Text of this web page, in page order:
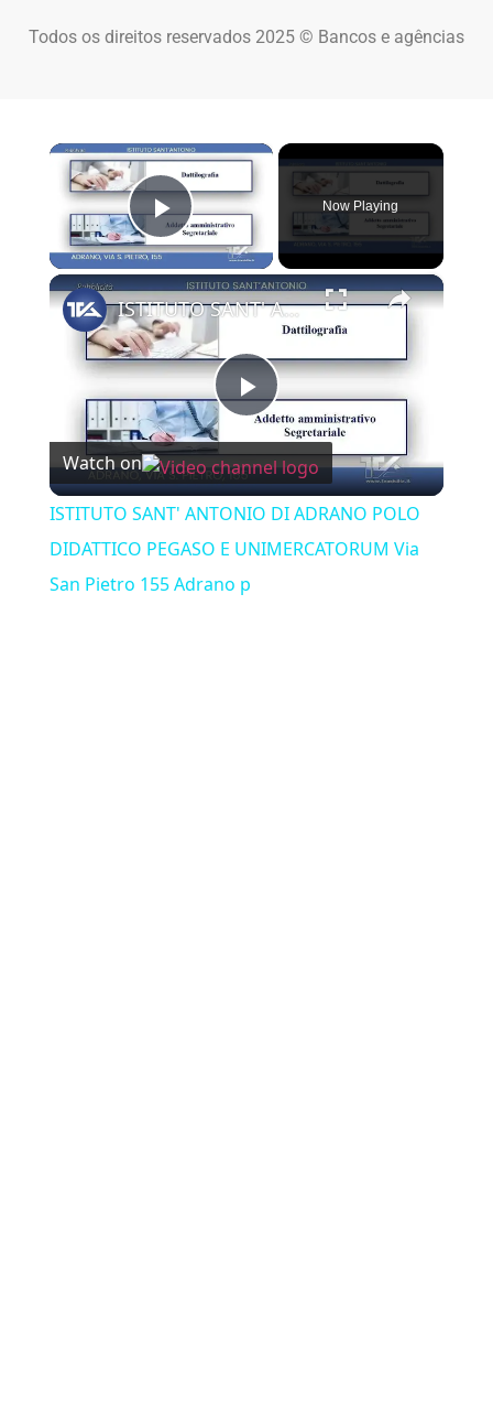
Todos os direitos reservados 2025 © Bancos e agências
×
Play Video
Now Playing
×
Play Video
ISTITUTO SANT' ANTONIO DI ADRANO POLO DIDATTICO PEGASO E UNIMERCATORUM Via San Pietro 155 Adrano p
Watch on
ISTITUTO SANT' ANTONIO DI ADRANO POLO
DIDATTICO PEGASO E UNIMERCATORUM Via
San Pietro 155 Adrano p